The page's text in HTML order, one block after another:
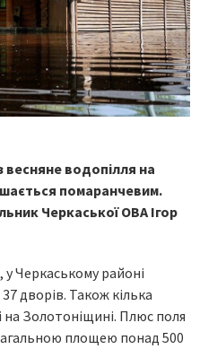
весняне водопілля на
помаранчевим.
Черкаської ОВА Ігор
Черкаському районі
дворів. Також кілька
Золотоніщині. Плюс поля
площею понад 500